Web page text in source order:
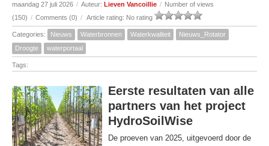
maandag 27 juli 2026 / Auteur: Lieven Vancoillie / Number of views
(150) / Comments (0) / Article rating: No rating
Categories: Nieuws Waterbronnen Waterkwaliteit
Nieuws_Rotator
Droogte
waterportaal
Tags:
Eerste resultaten van alle
partners van het project
HydroSoilWise
De proeven van 2025, uitgevoerd door de